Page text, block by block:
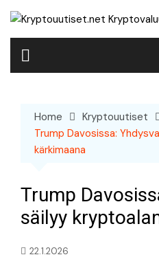
Skip
content
Home
Kryptouutiset
Trump Davosissa:
kärkimaana
Trump
säilyy
22.1.2026